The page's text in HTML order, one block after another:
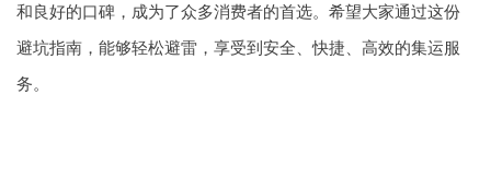
和良好的口碑，成为了众多消费者的首选。希望大家通过这份
避坑指南，能够轻松避雷，享受到安全、快捷、高效的集运服
务。